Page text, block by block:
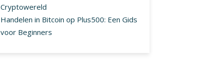
Cryptowereld
Handelen in Bitcoin op Plus500: Een Gids
voor Beginners